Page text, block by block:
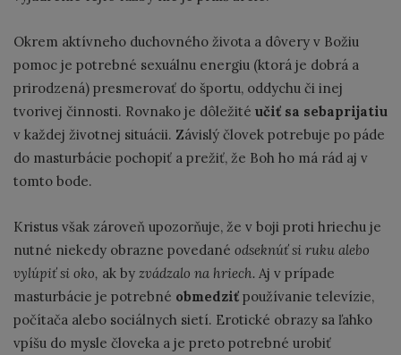
Okrem aktívneho duchovného života a dôvery v Božiu
pomoc je potrebné sexuálnu energiu (ktorá je dobrá a
prirodzená) presmerovať do športu, oddychu či inej
tvorivej činnosti. Rovnako je dôležité učiť sa sebaprijatiu
v každej životnej situácii. Závislý človek potrebuje po páde
do masturbácie pochopiť a prežiť, že Boh ho má rád aj v
tomto bode.
Kristus však zároveň upozorňuje, že v boji proti hriechu je
nutné niekedy obrazne povedané odseknúť si ruku alebo
vylúpiť si oko, ak by zvádzalo na hriech. Aj v prípade
masturbácie je potrebné obmedziť používanie televízie,
počítača alebo sociálnych sietí. Erotické obrazy sa ľahko
vpíšu do mysle človeka a je preto potrebné urobiť